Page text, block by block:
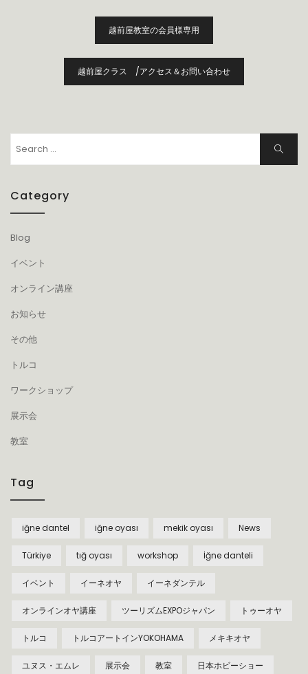
ョ
ン
越前屋教室の会員様専用
越前屋クラス /アクセス＆お問い合わせ
Search
for:
Search
Category
Blog
イベント
オンライン講座
お知らせ
その他
トルコ
ワークショップ
展示会
教室
Tag
iğne dantel iğne oyası mekik oyası News
Türkiye tığ oyası workshop İğne danteli
イベント イーネオヤ イーネダンテル
オンラインオヤ講座 ツーリズムEXPOジャパン トゥーオヤ
トルコ トルコアートインYOKOHAMA メキキオヤ
ユヌス・エムレ 展示会 教室 日本ホビーショー